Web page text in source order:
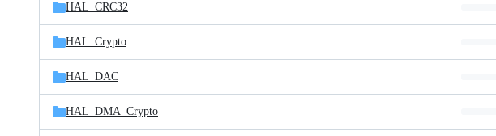
HAL_CRC32
HAL_Crypto
HAL_DAC
HAL_DMA_Crypto